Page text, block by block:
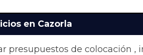
en Cazorla
presupuestos de colocación